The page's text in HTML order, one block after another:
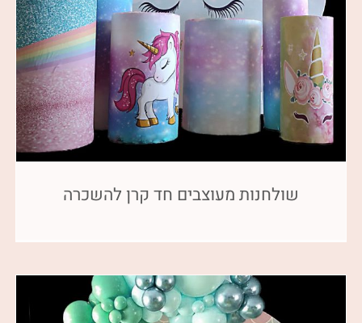
שולחנות מעוצבים חד קרן להשכרה